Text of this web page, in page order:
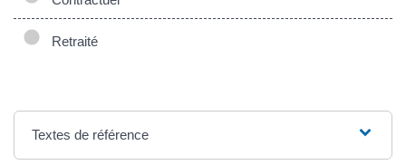
Retraité
Textes de référence